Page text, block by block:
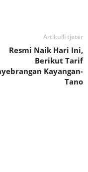
Artikulli tjetër
Resmi Naik Hari Ini,
Berikut Tarif
Kayangan-
Tano